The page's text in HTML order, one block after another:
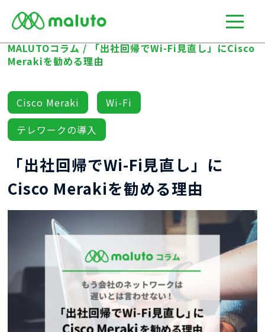
MALUTOコラム/「出社回帰でWi-Fi見直し」にCisco
Merakiを勧める理由
Cisco Meraki
Wi-Fi
テレワークの導入
「出社回帰でWi-Fi見直し」に
Cisco Merakiを勧める理由